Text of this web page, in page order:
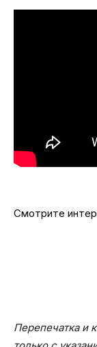
Смотрите
Перепечатка и